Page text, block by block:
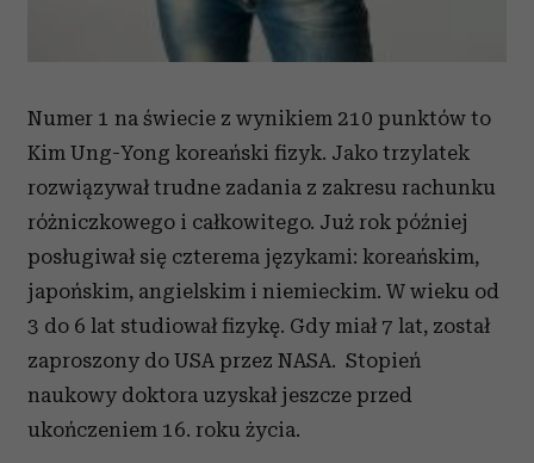
Numer 1 na świecie z wynikiem 210 punktów to
Kim Ung-Yong koreański fizyk. Jako trzylatek
rozwiązywał trudne zadania z zakresu rachunku
różniczkowego i całkowitego. Już rok później
posługiwał się czterema językami: koreańskim,
japońskim, angielskim i niemieckim. W wieku od
3 do 6 lat studiował fizykę. Gdy miał 7 lat, został
zaproszony do USA przez NASA. Stopień
naukowy doktora uzyskał jeszcze przed
ukończeniem 16. roku życia.